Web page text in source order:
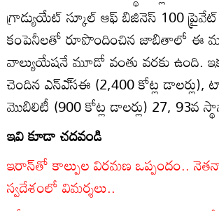
గ్రాడ్యుయేట్‌ స్కూల్‌ ఆఫ్‌ బిజినెస్‌ 100 ప్రైవేట్‌
కంపెనీలతో రూపొందించిన జాబితాలో ఈ
వాల్యుయేషనే మూడో వంతు వరకు ఉంది.
చెందిన ఎన్‌ఎ్‌సఈ (2,400 కోట్ల
మొబిలిటీ (900 కోట్ల డాలర్లు) 27, 93వ
ఇవి కూడా చదవండి
ఇరాన్‌తో కాల్పుల విరమణ ఒప్పందం..
స్వదేశంలో విమర్శలు..